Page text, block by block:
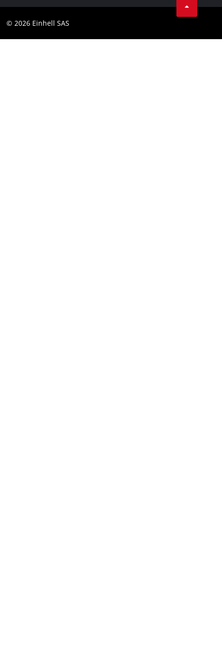
Compliance
Youtube
© 2026 Einhell SAS